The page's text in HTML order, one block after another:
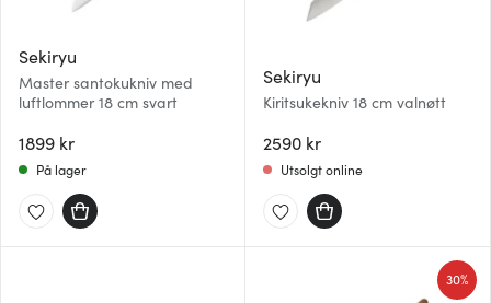
Sekiryu
Master santokukniv med
luftlommer 18 cm svart
1899 kr
På lager
Sekiryu
Kiritsukekniv 18 cm valnøtt
2590 kr
Utsolgt online
30%